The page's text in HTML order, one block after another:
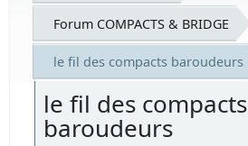
Forum COMPACTS & BRIDGE
le fil des compacts baroudeurs
le fil des compacts
baroudeurs